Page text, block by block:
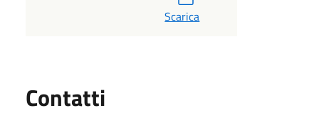
Scarica
Contatti